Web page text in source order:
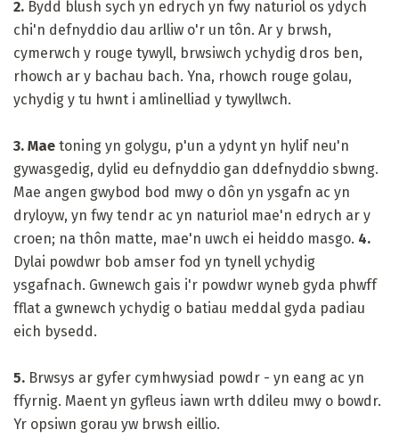
2. Bydd blush sych yn edrych yn fwy naturiol os ydych
chi'n defnyddio dau arlliw o'r un tôn. Ar y brwsh,
cymerwch y rouge tywyll, brwsiwch ychydig dros ben,
rhowch ar y bachau bach. Yna, rhowch rouge golau,
ychydig y tu hwnt i amlinelliad y tywyllwch.
3. Mae toning yn golygu, p'un a ydynt yn hylif neu'n
gywasgedig, dylid eu defnyddio gan ddefnyddio sbwng.
Mae angen gwybod bod mwy o dôn yn ysgafn ac yn
dryloyw, yn fwy tendr ac yn naturiol mae'n edrych ar y
croen; na thôn matte, mae'n uwch ei heiddo masgo. 4.
Dylai powdwr bob amser fod yn tynell ychydig
ysgafnach. Gwnewch gais i'r powdwr wyneb gyda phwff
fflat a gwnewch ychydig o batiau meddal gyda padiau
eich bysedd.
5. Brwsys ar gyfer cymhwysiad powdr - yn eang ac yn
ffyrnig. Maent yn gyfleus iawn wrth ddileu mwy o bowdr.
Yr opsiwn gorau yw brwsh eillio.